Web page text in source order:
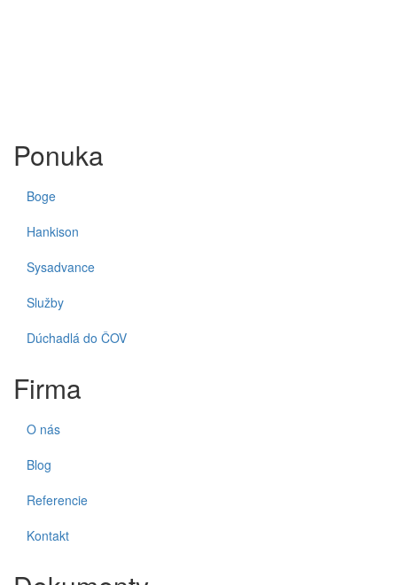
Ponuka
Boge
Hankison
Sysadvance
Služby
Dúchadlá do ČOV
Firma
O nás
Blog
Referencie
Kontakt